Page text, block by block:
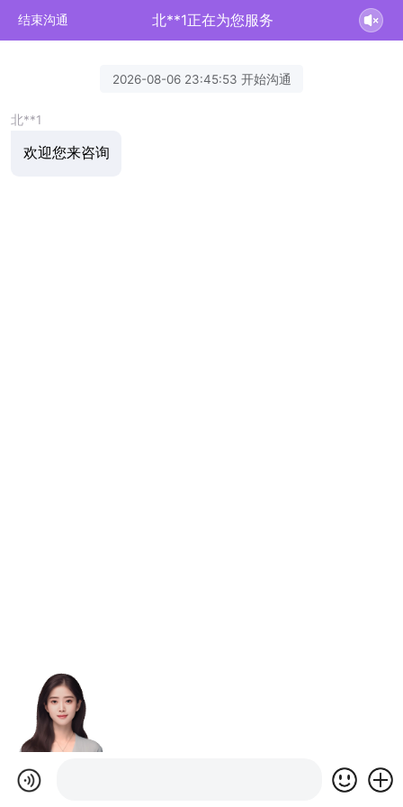
结束沟通 北**1正在为您服务
2026-08-06 23:45:53 开始沟通
北**1
欢迎您来咨询